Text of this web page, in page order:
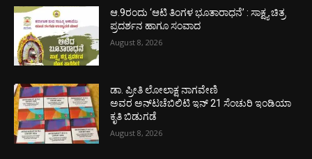
ಆ.9ರಂದು ‘ಆಟಿ ತಿಂಗಳ ಭೂತಾರಾಧನೆ’ : ಸಾಕ್ಷ್ಯ ಚಿತ್ರ
ಪ್ರದರ್ಶನ ಹಾಗೂ ಸಂವಾದ
August 8, 2026
ಡಾ. ಪ್ರೀತಿ ಲೋಲಾಕ್ಷ ನಾಗವೇಣಿ
ಅವರ ಅನ್‌ಟಚೆಬಿಲಿಟಿ ಇನ್ 21 ಸೆಂಚುರಿ ಇಂಡಿಯಾ
ಕೃತಿ ಬಿಡುಗಡೆ
August 8, 2026